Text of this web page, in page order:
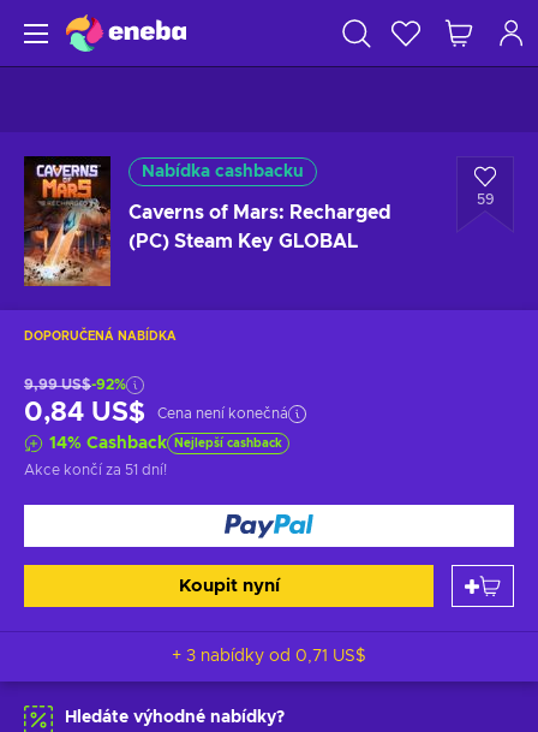
Nabídka cashbacku
Caverns of Mars: Recharged
(PC) Steam Key GLOBAL
59
DOPORUČENÁ NABÍDKA
9,99 US$-92%
0,84 US$ Cena není konečná
14% Cashback Nejlepší cashback
Akce končí za 51 dní!
Koupit nyní
+ 3 nabídky od 0,71 US$
Hledáte výhodné nabídky?